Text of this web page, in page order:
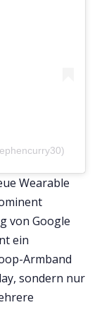
Wearable
von Google
ein
Armband
sondern nur